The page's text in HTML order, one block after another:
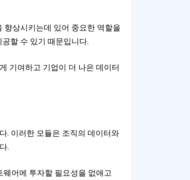
상시키는데 있어 중요한 역할을
할 수 있기 때문입니다.
기여하고 기업이 더 나은 데이터
. 이러한 모듈은 조직의 데이터와
.
어에 투자할 필요성을 없애고